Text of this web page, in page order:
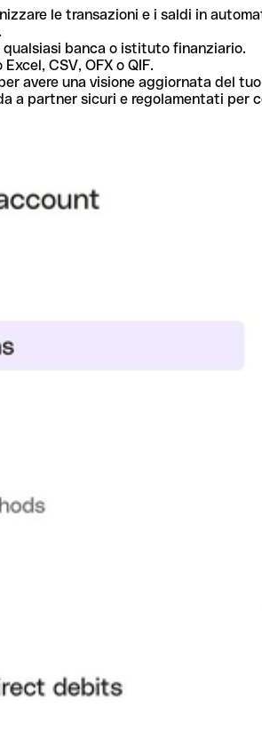
le transazioni e i saldi in
banca o istituto finanziario.
CSV, OFX o QIF.
avere una visione aggiornata del
a partner sicuri e regolamentati per